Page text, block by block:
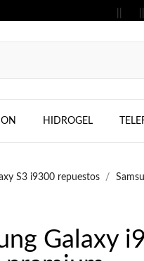
HIDROGEL
S3 i9300 repuestos
Galaxy